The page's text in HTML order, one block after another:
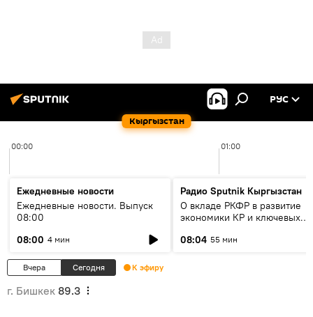
Кыргызстан
РУС
00:00 01:00
Ежедневные новости
Ежедневные новости. Выпуск
08:00
08:00 4 мин
Радио Sputnik Кыргызстан
О вкладе РКФР в развитие
экономики КР и ключевых
08:04 55 мин
Вчера Сегодня К эфиру
г. Бишкек 89.3